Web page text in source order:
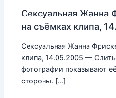
Сексуальная Жанна
на съёмках клипа,
Сексуальная Жанна
клипа, 14.05.2005 —
фотографии показывают
стороны. […]